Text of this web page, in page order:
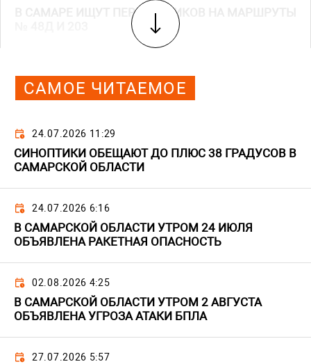
В САМАРЕ ИЩУТ ПЕРЕВОЗЧИКОВ НА МАРШРУТЫ
САМОЕ ЧИТАЕМОЕ
24.07.2026 11:29
СИНОПТИКИ ОБЕЩАЮТ ДО ПЛЮС 38 ГРАДУСОВ В
САМАРСКОЙ ОБЛАСТИ
24.07.2026 6:16
В САМАРСКОЙ ОБЛАСТИ УТРОМ 24 ИЮЛЯ
ОБЪЯВЛЕНА РАКЕТНАЯ ОПАСНОСТЬ
02.08.2026 4:25
В САМАРСКОЙ ОБЛАСТИ УТРОМ 2 АВГУСТА
ОБЪЯВЛЕНА УГРОЗА АТАКИ БПЛА
27.07.2026 5:57